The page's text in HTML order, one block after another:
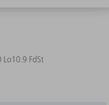
FdSt